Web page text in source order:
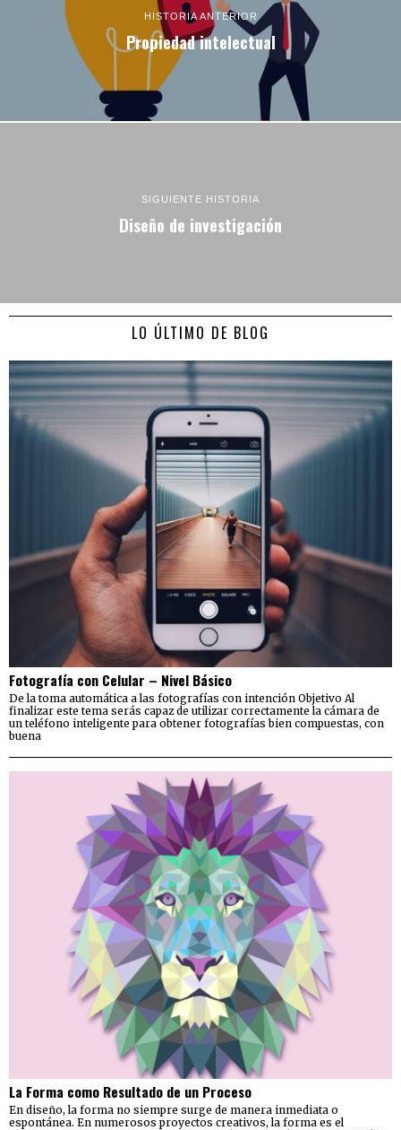
HISTORIA ANTERIOR
Propiedad intelectual
SIGUIENTE HISTORIA
Diseño de investigación
LO ÚLTIMO DE BLOG
Fotografía con Celular – Nivel Básico
De la toma automática a las fotografías con intención Objetivo Al
finalizar este tema serás capaz de utilizar correctamente la cámara de
un teléfono inteligente para obtener fotografías bien compuestas, con
buena
La Forma como Resultado de un Proceso
En diseño, la forma no siempre surge de manera inmediata o
espontánea. En numerosos proyectos creativos, la forma es el